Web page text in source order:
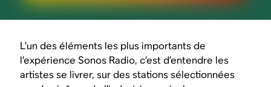
L’un des éléments les plus importants de
l’expérience Sonos Radio, c’est d’entendre les
artistes se livrer, sur des stations sélectionnées